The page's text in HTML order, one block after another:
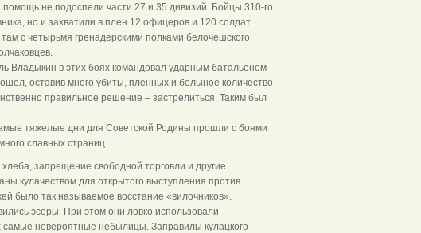
не подоспели части 27 и 35 дивизий. Бойцы 310-го
но и захватили в плен 12 офицеров и 120 солдат.
с четырьмя гренадерскими полками белочешского
Владыкин в этих боях командовал ударным батальоном
оставив много убиты, пленных и болыное количество
правильное решение – застрелиться. Таким был
тяжелые дни для Советской Родины прошли с боями
славных страниц.
запрещение свободной торговли и другие
кулачеством для открытого выступления против
было так называемое восстание «вилочников».
эсеры. При этом они ловко использовали
невероятные небылицы. Заправилы кулацкого